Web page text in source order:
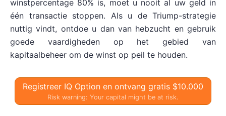
winstpercentage 80% is, moet u nooit al uw geld in
één transactie stoppen. Als u de Triump-strategie
nuttig vindt, ontdoe u dan van hebzucht en gebruik
goede vaardigheden op het gebied van
kapitaalbeheer om de winst op peil te houden.
Registreer IQ Option en ontvang gratis $10.000
Risk warning: Your capital might be at risk.